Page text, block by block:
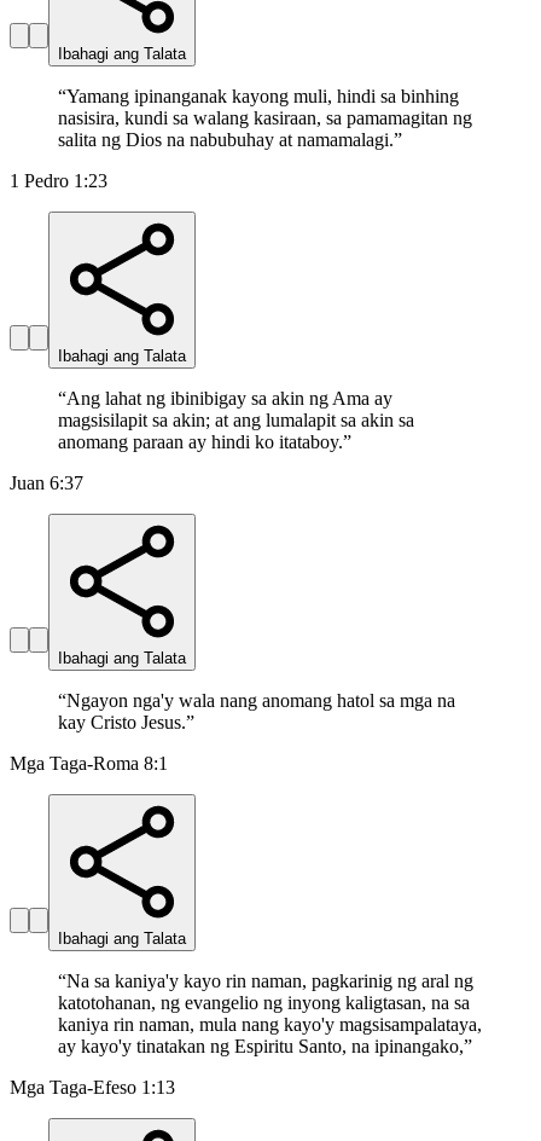
Ibahagi ang Talata
“Yamang ipinanganak kayong muli, hindi sa binhing
nasisira, kundi sa walang kasiraan, sa pamamagitan ng
salita ng Dios na nabubuhay at namamalagi.”
1 Pedro 1:23
Ibahagi ang Talata
“Ang lahat ng ibinibigay sa akin ng Ama ay
magsisilapit sa akin; at ang lumalapit sa akin sa
anomang paraan ay hindi ko itataboy.”
Juan 6:37
Ibahagi ang Talata
“Ngayon nga'y wala nang anomang hatol sa mga na
kay Cristo Jesus.”
Mga Taga-Roma 8:1
Ibahagi ang Talata
“Na sa kaniya'y kayo rin naman, pagkarinig ng aral ng
katotohanan, ng evangelio ng inyong kaligtasan, na sa
kaniya rin naman, mula nang kayo'y magsisampalataya,
ay kayo'y tinatakan ng Espiritu Santo, na ipinangako,”
Mga Taga-Efeso 1:13